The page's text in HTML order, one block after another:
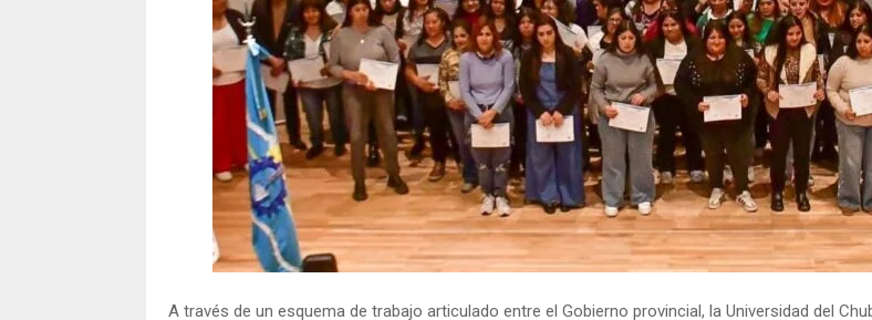
A través de un esquema de trabajo articulado entre el Gobierno provincial, la Universidad del